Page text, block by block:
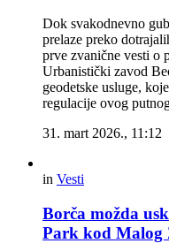
Dok svakodnevno
prelaze preko
prve zvanične vesti o
Urbanistički zavod
geodetske usluge,
regulacije ovog
31. mart 2026., 11:12
in Vesti
Borča možda
Park kod Malog